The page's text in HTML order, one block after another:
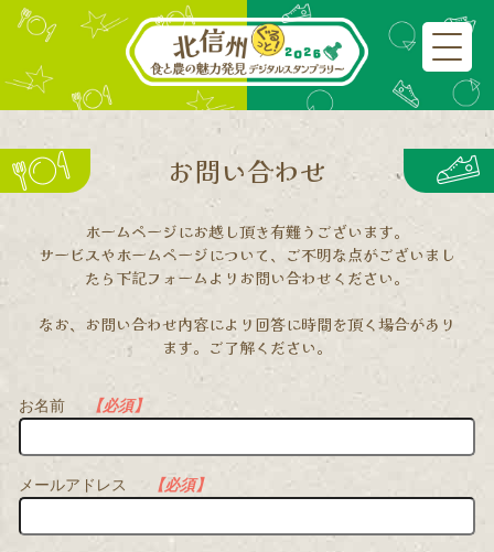
お問い合わせ
ホームページにお越し頂き有難うございます。
サービスやホームページについて、ご不明な点がございまし
たら下記フォームよりお問い合わせください。
なお、お問い合わせ内容により回答に時間を頂く場合があり
ます。ご了解ください。
お名前 【必須】
メールアドレス 【必須】